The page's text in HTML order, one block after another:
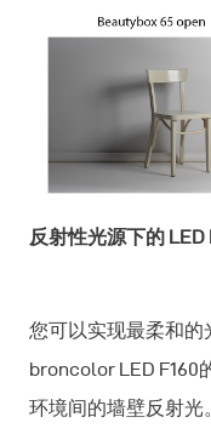
反射性光源下的 LED
您可以实现最柔和的
broncolor LED F160
环境间的墙壁反射光